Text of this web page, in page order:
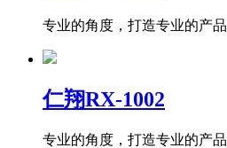
专业的角度，打造专业的产品
仁翔RX-1002
专业的角度，打造专业的产品